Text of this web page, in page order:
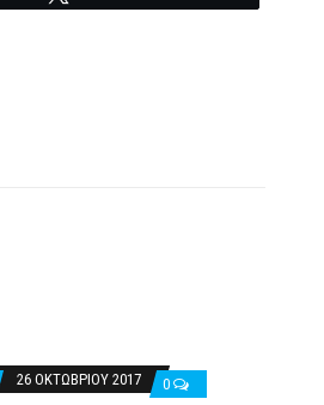
26 ΟΚΤΩΒΡΊΟΥ 2017 0